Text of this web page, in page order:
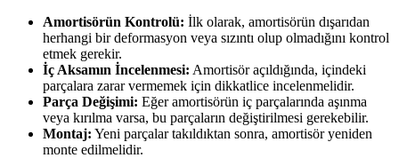
Amortisörün Kontrolü: İlk olarak, amortisörün dışarıdan
herhangi bir deformasyon veya sızıntı olup olmadığını kontrol
etmek gerekir.
İç Aksamın İncelenmesi: Amortisör açıldığında, içindeki
parçalara zarar vermemek için dikkatlice incelenmelidir.
Parça Değişimi: Eğer amortisörün iç parçalarında aşınma
veya kırılma varsa, bu parçaların değiştirilmesi gerekebilir.
Montaj: Yeni parçalar takıldıktan sonra, amortisör yeniden
monte edilmelidir.